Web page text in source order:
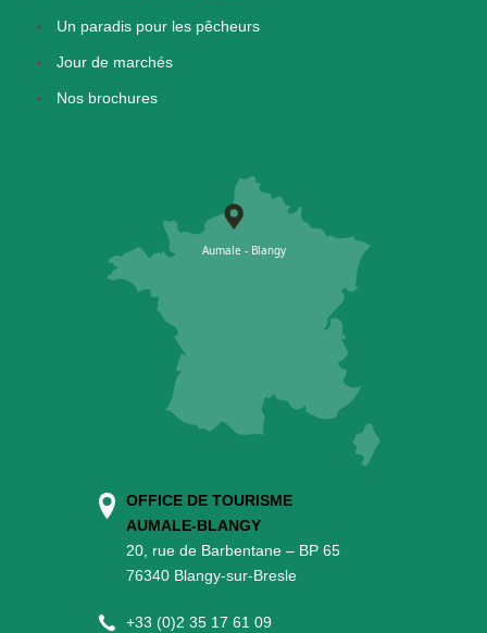
Un paradis pour les pêcheurs
Jour de marchés
Nos brochures
OFFICE DE TOURISME
AUMALE-BLANGY
20, rue de Barbentane – BP 65
76340 Blangy-sur-Bresle
+33 (0)2 35 17 61 09